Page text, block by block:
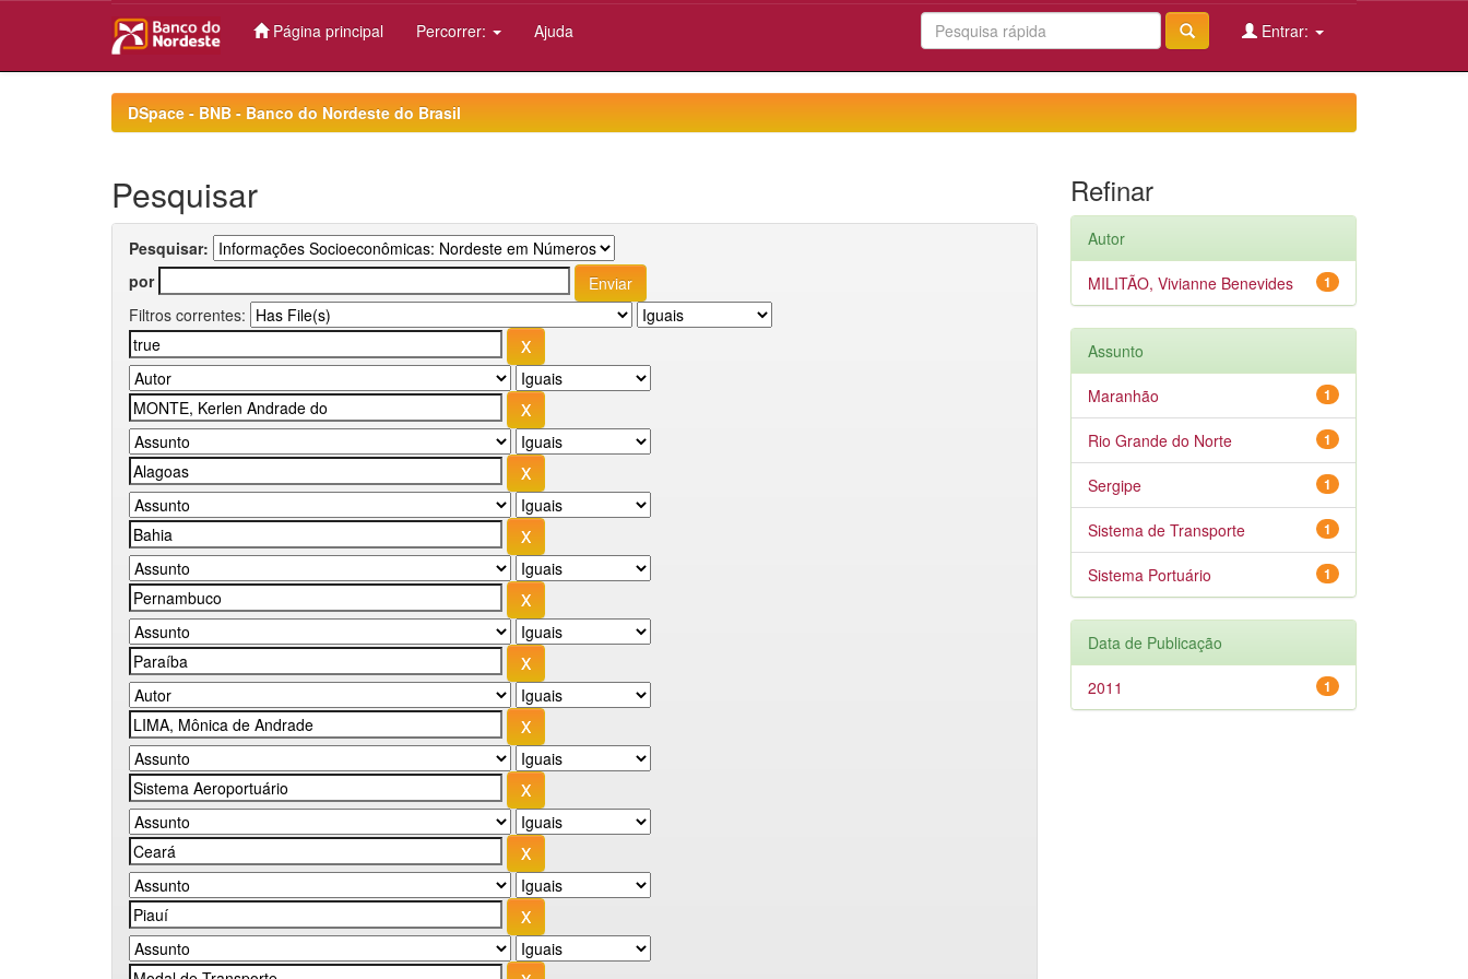
Página principal Percorrer: Ajuda Entrar:
DSpace - BNB - Banco do Nordeste do Brasil
Pesquisar
Pesquisar:
por
Filtros correntes:
Refinar
Autor
1
MILITÃO, Vivianne Benevides
Assunto
1
Maranhão
1
Rio Grande do Norte
1
Sergipe
1
Sistema de Transporte
1
Sistema Portuário
Data de Publicação
1
2011